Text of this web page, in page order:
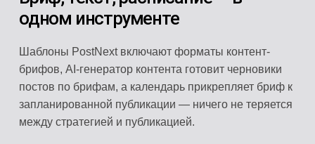
одном инструменте
Шаблоны PostNext включают форматы контент-
брифов, AI-генератор контента готовит черновики
постов по брифам, а календарь прикрепляет бриф к
запланированной публикации — ничего не теряется
между стратегией и публикацией.